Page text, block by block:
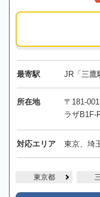
最寄駅 JR「三鷹
所在地
〒181-
ラザB1F-
対応エリア 東京、埼
東京都